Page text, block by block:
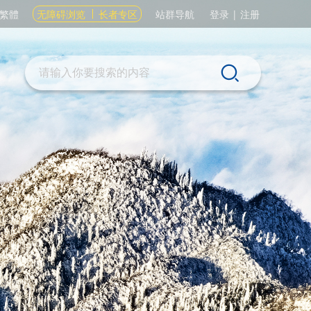
繁體 无障碍浏览 长者专区 站群导航 登录 | 注册